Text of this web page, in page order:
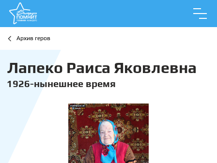
Архив геров
Лапеко Раиса Яковлевна
1926-нынешнее время